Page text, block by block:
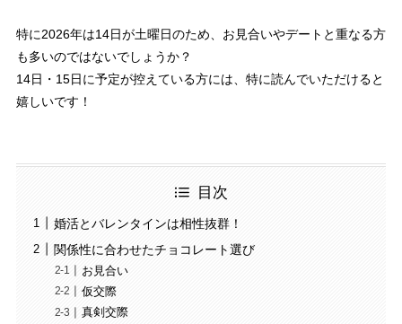
特に2026年は14日が土曜日のため、お見合いやデートと重なる方
も多いのではないでしょうか？
14日・15日に予定が控えている方には、特に読んでいただけると
嬉しいです！
目次
婚活とバレンタインは相性抜群！
関係性に合わせたチョコレート選び
お見合い
仮交際
真剣交際